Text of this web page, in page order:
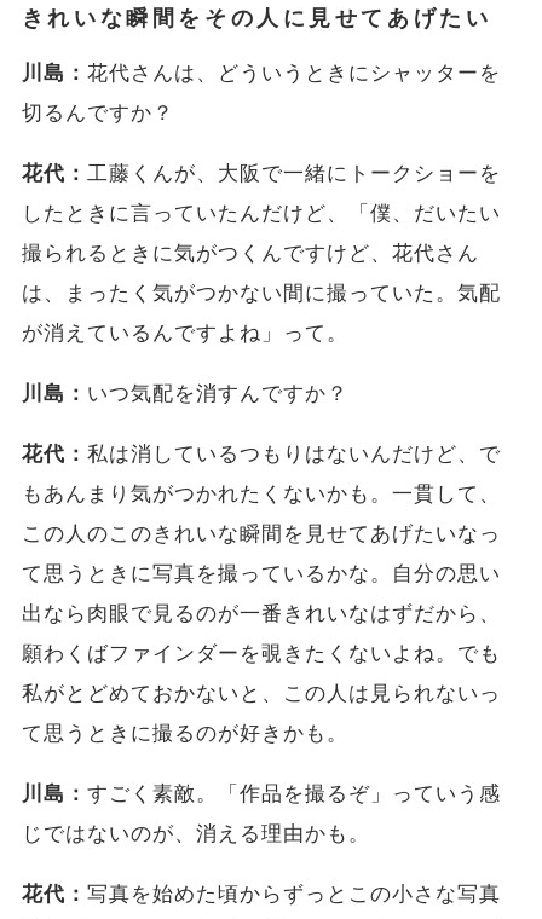
きれいな瞬間をその人に見せてあげたい
川島： 花代さんは、どういうときにシャッターを
切るんですか？
花代： 工藤くんが、大阪で一緒にトークショーを
したときに言っていたんだけど、「僕、だいたい
撮られるときに気がつくんですけど、花代さん
は、まったく気がつかない間に撮っていた。気配
が消えているんですよね」って。
川島： いつ気配を消すんですか？
花代： 私は消しているつもりはないんだけど、で
もあんまり気がつかれたくないかも。一貫して、
この人のこのきれいな瞬間を見せてあげたいなっ
て思うときに写真を撮っているかな。自分の思い
出なら肉眼で見るのが一番きれいなはずだから、
願わくばファインダーを覗きたくないよね。でも
私がとどめておかないと、この人は見られないっ
て思うときに撮るのが好きかも。
川島： すごく素敵。「作品を撮るぞ」っていう感
じではないのが、消える理由かも。
花代： 写真を始めた頃からずっとこの小さな写真